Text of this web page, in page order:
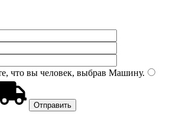
что вы человек, выбрав Машину.